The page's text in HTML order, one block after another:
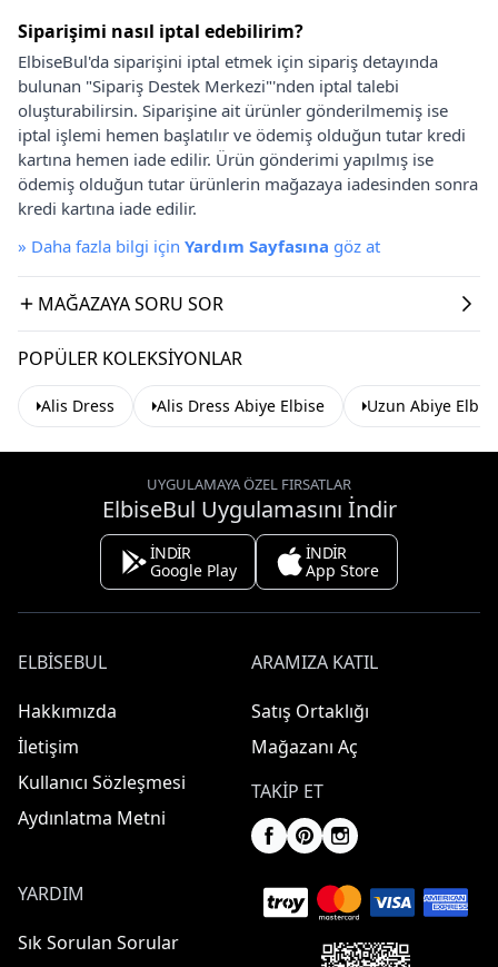
Siparişimi nasıl iptal edebilirim?
ElbiseBul'da siparişini iptal etmek için sipariş detayında
bulunan "Sipariş Destek Merkezi"'nden iptal talebi
oluşturabilirsin. Siparişine ait ürünler gönderilmemiş ise
iptal işlemi hemen başlatılır ve ödemiş olduğun tutar kredi
kartına hemen iade edilir. Ürün gönderimi yapılmış ise
ödemiş olduğun tutar ürünlerin mağazaya iadesinden sonra
kredi kartına iade edilir.
» Daha fazla bilgi için Yardım Sayfasına göz at
MAĞAZAYA SORU SOR
POPÜLER KOLEKSIYONLAR
Alis Dress Alis Dress Abiye Elbise Uzun Abiye
UYGULAMAYA ÖZEL FIRSATLAR
ElbiseBul Uygulamasını İndir
İNDİR
Google Play
İNDİR
App Store
ELBISEBUL
Hakkımızda
İletişim
Kullanıcı Sözleşmesi
Aydınlatma Metni
ARAMIZA KATIL
Satış Ortaklığı
Mağazanı Aç
TAKIP ET
YARDIM
Sık Sorulan Sorular